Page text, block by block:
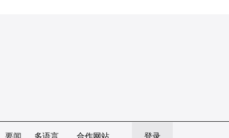
要闻 多语言 合作网站 登录